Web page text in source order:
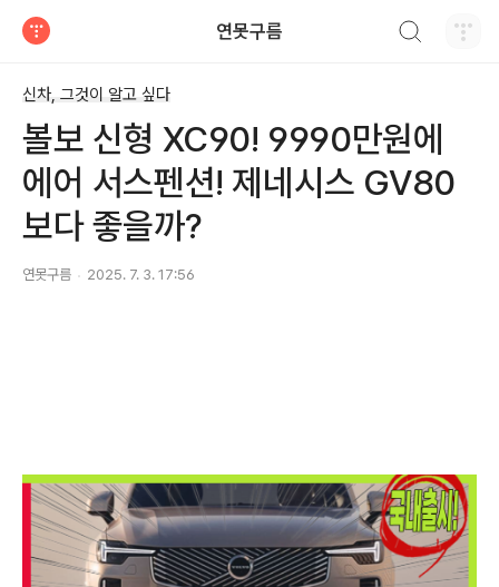
연못구름
신차, 그것이 알고 싶다
볼보 신형 XC90! 9990만원에
에어 서스펜션! 제네시스 GV80
보다 좋을까?
연못구름 2025. 7. 3. 17:56